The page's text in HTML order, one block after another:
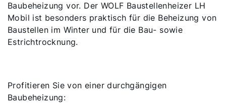
Baubeheizung vor. Der WOLF Baustellenheizer LH
Mobil ist besonders praktisch für die Beheizung von
Baustellen im Winter und für die Bau- sowie
Estrichtrocknung.
Profitieren Sie von einer durchgängigen
Baubeheizung: